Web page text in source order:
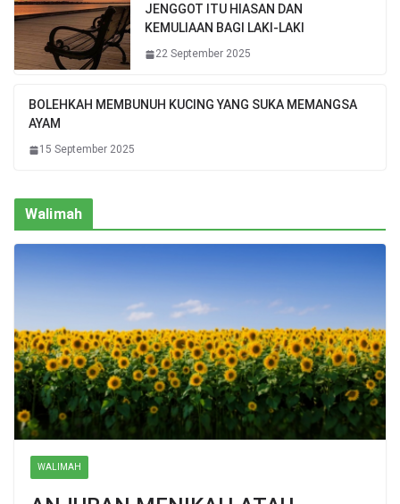
JENGGOT ITU HIASAN DAN
KEMULIAAN BAGI LAKI-LAKI
22 September 2025
BOLEHKAH MEMBUNUH KUCING YANG SUKA MEMANGSA
AYAM
15 September 2025
Walimah
WALIMAH